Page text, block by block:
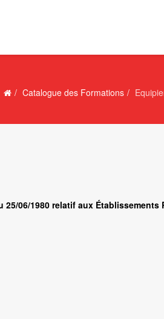
Catalogue des Formations
06/1980 relatif aux Établissements